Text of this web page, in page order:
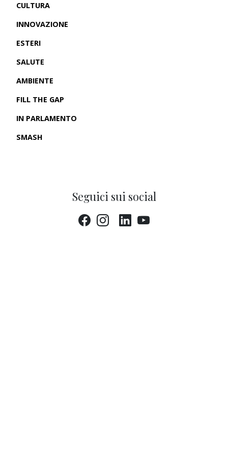
CULTURA
INNOVAZIONE
ESTERI
SALUTE
AMBIENTE
FILL THE GAP
IN PARLAMENTO
SMASH
Seguici sui social